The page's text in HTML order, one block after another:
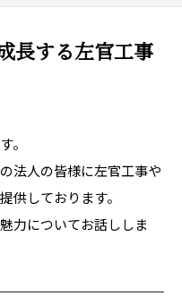
長する左官工事
。
法人の皆様に左官工事や
供しております。
力についてお話ししま